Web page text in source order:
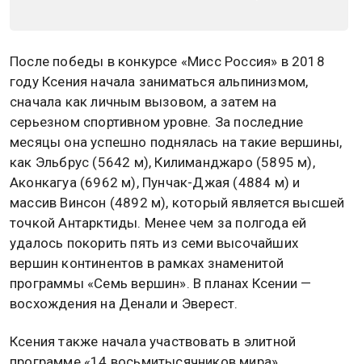
После победы в конкурсе «Мисс Россия» в 2018
году Ксения начала заниматься альпинизмом,
сначала как личным вызовом, а затем на
серьезном спортивном уровне. За последние
месяцы она успешно поднялась на такие вершины,
как Эльбрус (5642 м), Килиманджаро (5895 м),
Аконкагуа (6962 м), Пунчак-Джая (4884 м) и
массив Винсон (4892 м), который является высшей
точкой Антарктиды. Менее чем за полгода ей
удалось покорить пять из семи высочайших
вершин континентов в рамках знаменитой
программы «Семь вершин». В планах Ксении —
восхождения на Денали и Эверест.
Ксения также начала участвовать в элитной